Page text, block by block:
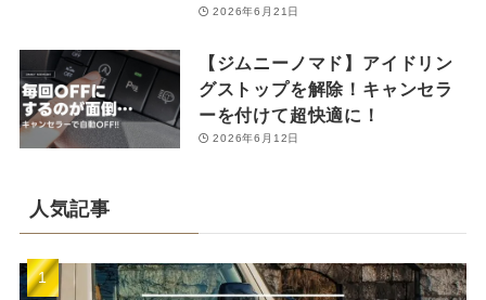
2026年6月21日
【ジムニーノマド】アイドリン
グストップを解除！キャンセラ
ーを付けて超快適に！
2026年6月12日
人気記事